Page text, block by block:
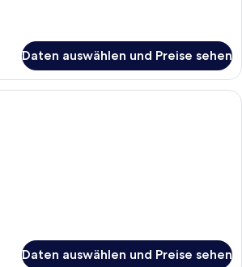
Daten auswählen und Preise sehen
Ein kleines Zimmer mit einem
Daten auswählen und Preise sehen